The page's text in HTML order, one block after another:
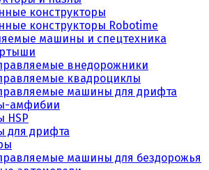
конструкторы
конструкторы Robotime
машины и спецтехника
внедорожники
квадроциклы
машины для дрифта
амфибии
HSP
для дрифта
машины для бездорожья